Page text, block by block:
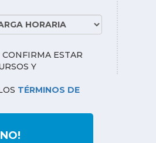
CONFIRMA ESTAR
Y
TÉRMINOS DE